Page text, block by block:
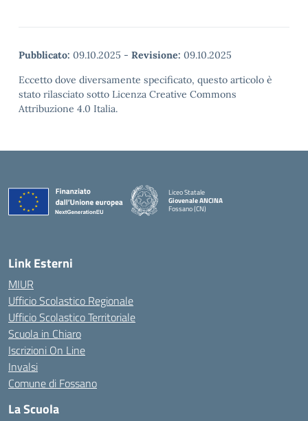
Pubblicato: 09.10.2025 - Revisione: 09.10.2025
Eccetto dove diversamente specificato, questo articolo è
stato rilasciato sotto Licenza Creative Commons
Attribuzione 4.0 Italia.
Liceo Statale
Giovenale ANCINA
Fossano (CN)
Link Esterni
MIUR
Ufficio Scolastico Regionale
Ufficio Scolastico Territoriale
Scuola in Chiaro
Iscrizioni On Line
Invalsi
Comune di Fossano
La Scuola